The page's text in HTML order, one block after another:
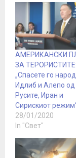
АМЕРИКАНСКИ
ЗА ТЕРОРИСТИТЕ:
„Спасете го
Идлиб и Алепо од
Русите, Иран и
Сирискиот
28/01/2020
In "Свет"